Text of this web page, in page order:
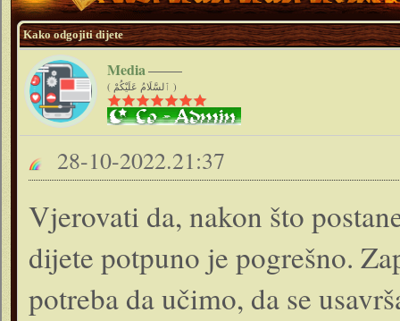
Kako odgojiti dijete
Media
( ٱلسَّلَامُ عَلَيْكُمْ )
28-10-2022.21:37
Vjerovati da, nakon što
dijete potpuno je pogrešno.
potreba da učimo, da se